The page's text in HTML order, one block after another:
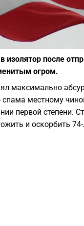
изолятор после
огром.
максимально
спама местному
первой степени.
и оскорбить 74-